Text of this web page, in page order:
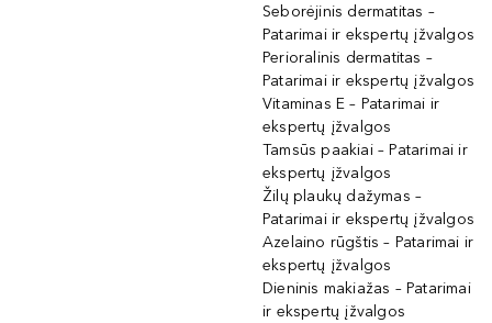
Seborėjinis dermatitas –
Patarimai ir ekspertų įžvalgos
Perioralinis dermatitas –
Patarimai ir ekspertų įžvalgos
Vitaminas E – Patarimai ir
ekspertų įžvalgos
Tamsūs paakiai – Patarimai ir
ekspertų įžvalgos
Žilų plaukų dažymas –
Patarimai ir ekspertų įžvalgos
Azelaino rūgštis – Patarimai ir
ekspertų įžvalgos
Dieninis makiažas – Patarimai
ir ekspertų įžvalgos